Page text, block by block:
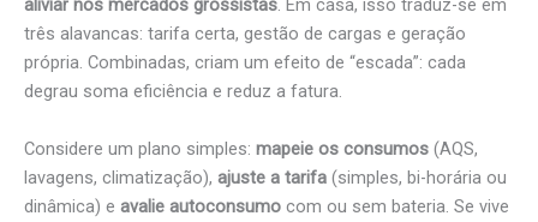
aliviar nos mercados grossistas. Em casa, isso traduz-se em
três alavancas: tarifa certa, gestão de cargas e geração
própria. Combinadas, criam um efeito de “escada”: cada
degrau soma eficiência e reduz a fatura.
Considere um plano simples: mapeie os consumos (AQS,
lavagens, climatização), ajuste a tarifa (simples, bi-horária ou
dinâmica) e avalie autoconsumo com ou sem bateria. Se vive